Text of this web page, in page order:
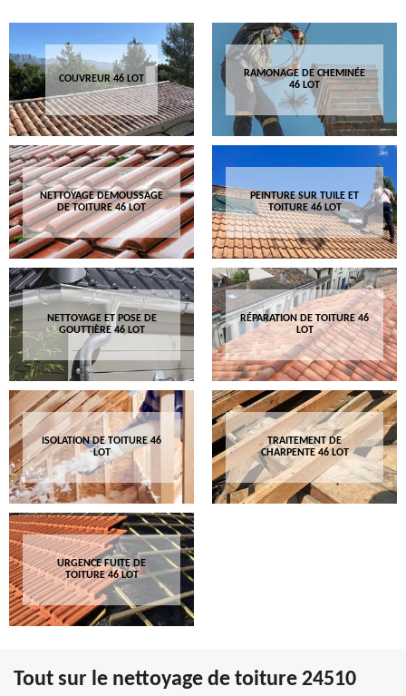
COUVREUR 46 LOT
RAMONAGE DE CHEMINÉE
46 LOT
NETTOYAGE DEMOUSSAGE
DE TOITURE 46 LOT
PEINTURE SUR TUILE ET
TOITURE 46 LOT
NETTOYAGE ET POSE DE
GOUTTIÈRE 46 LOT
RÉPARATION DE TOITURE 46
LOT
ISOLATION DE TOITURE 46
LOT
TRAITEMENT DE
CHARPENTE 46 LOT
URGENCE FUITE DE
TOITURE 46 LOT
Tout sur le nettoyage de toiture 24510